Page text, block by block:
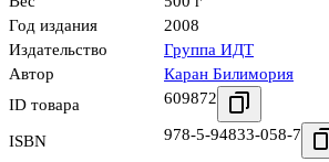
Год издания
2008
Издательство
Группа ИДТ
Автор
Каран Билимория
ID товара
609872
ISBN 978-5-94833-058-7